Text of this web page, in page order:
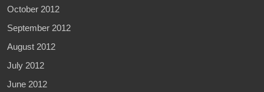
October 2012
September 2012
August 2012
July 2012
June 2012